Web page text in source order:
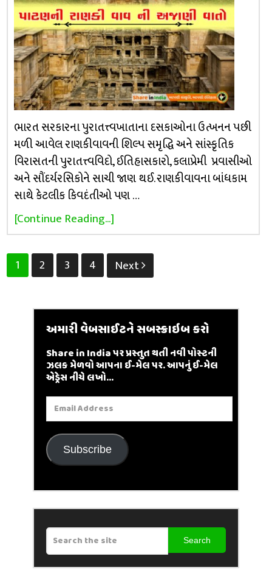
ભારત સરકારના પુરાતત્ત્વખાતાના દસકાઓના ઉત્ખનન પછી
મળી આવેલ રાણકીવાવની શિલ્પ સમૃદ્ધિ અને સાંસ્કૃતિક
વિરાસતની પુરાતત્ત્વવિદો, ઈતિહાસકારો, કલાપ્રેમી પ્રવાસીઓ
અને સૌંદર્યરસિકોને સાચી જાણ થઈ. રાણકીવાવના બાંધકામ
સાથે કેટલીક કિવદંતીઓ પણ …
[Continue Reading...]
Posts
pagination
1 2 3 4 Next
અમારી વેબસાઈટને સબસ્ક્રાઇબ કરો
Share in India પર પ્રસ્તુત થતી નવી પોસ્ટની
ઝલક મેળવો આપના ઈ-મેલ પર. આપનું ઈ-મેલ
એડ્રેસ નીચે લખો...
Email
Address
Subscribe
Search